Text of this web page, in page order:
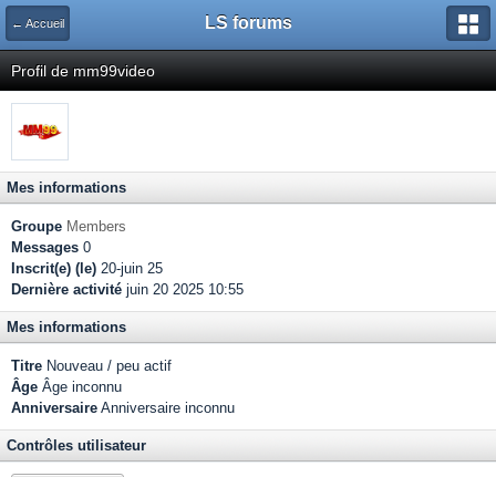
← Accueil LS forums
Profil de mm99video
Mes informations
Groupe Members
Messages 0
Inscrit(e) (le) 20-juin 25
Dernière activité juin 20 2025 10:55
Mes informations
Titre Nouveau / peu actif
Âge Âge inconnu
Anniversaire Anniversaire inconnu
Contrôles utilisateur